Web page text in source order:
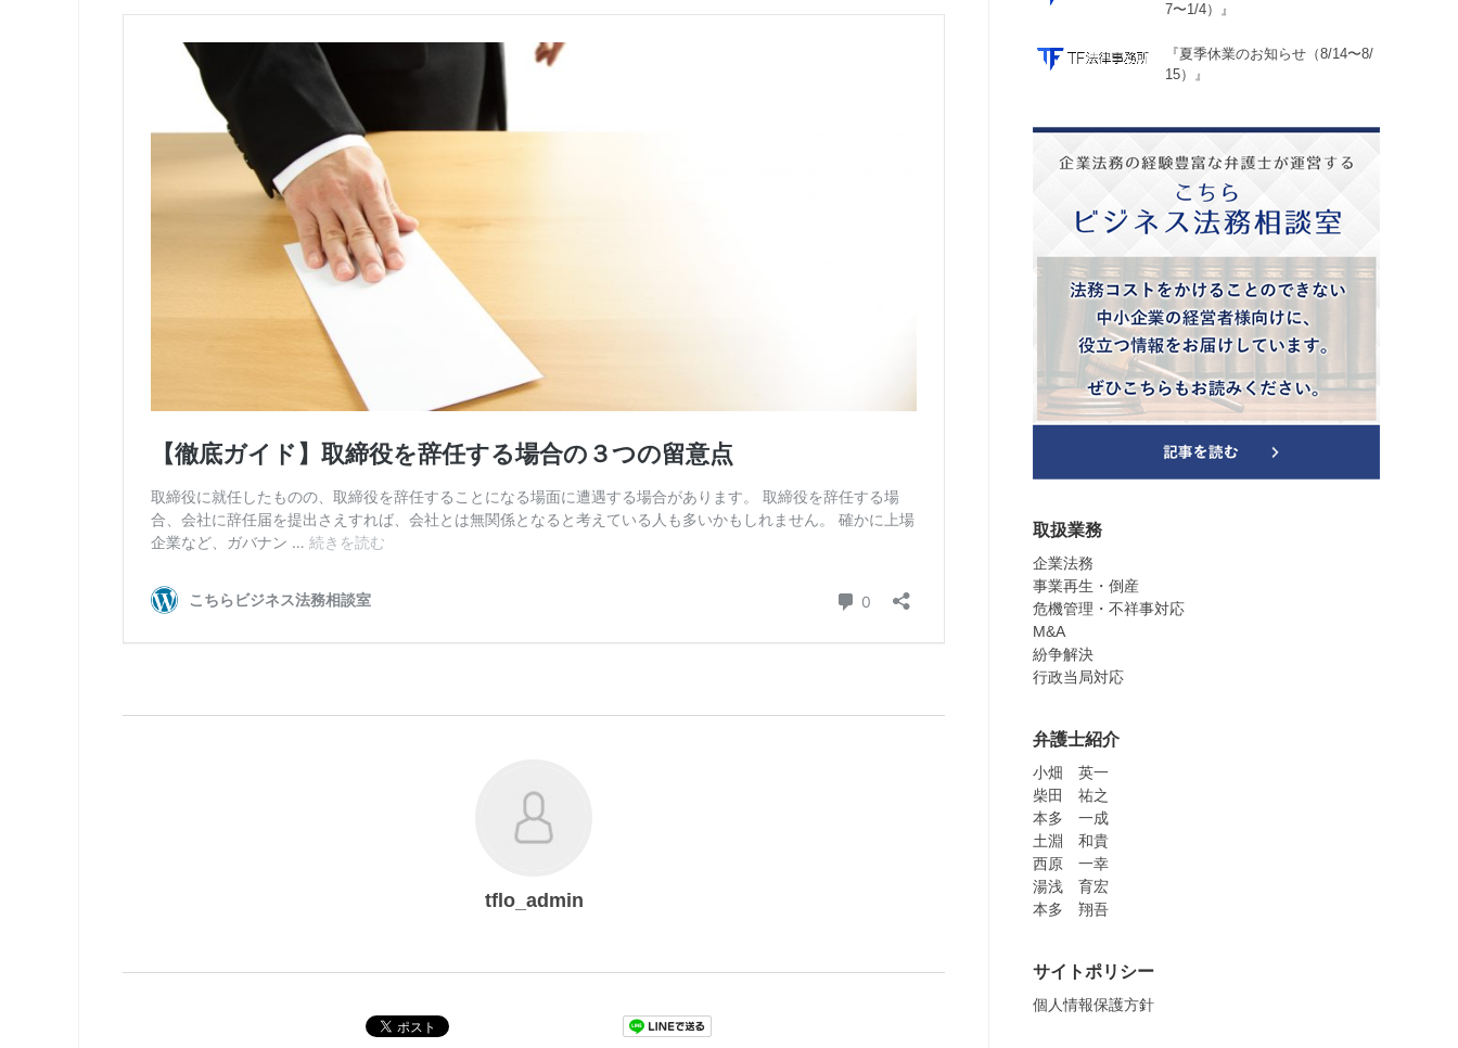
tflo_admin
7〜1/4）』
『夏季休業のお知らせ（8/14〜8/
15）』
取扱業務
企業法務
事業再生・倒産
危機管理・不祥事対応
M&A
紛争解決
行政当局対応
弁護士紹介
小畑 英一
柴田 祐之
本多 一成
土淵 和貴
西原 一幸
湯浅 育宏
本多 翔吾
サイトポリシー
個人情報保護方針